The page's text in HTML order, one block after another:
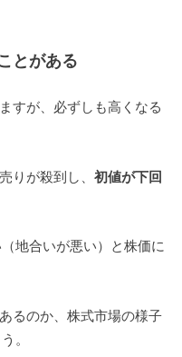
とがある
すが、必ずしも高くなる
りが殺到し、 初値が下回
地合いが悪い）と株価に
るのか、株式市場の様子
。